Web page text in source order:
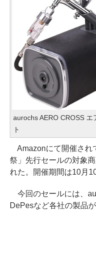
aurochs AERO CROSS エ
ト
Amazonにて開催され
祭」先行セールの対象
れた。開催期間は10月
今回のセールには、
DePesなど各社の製品